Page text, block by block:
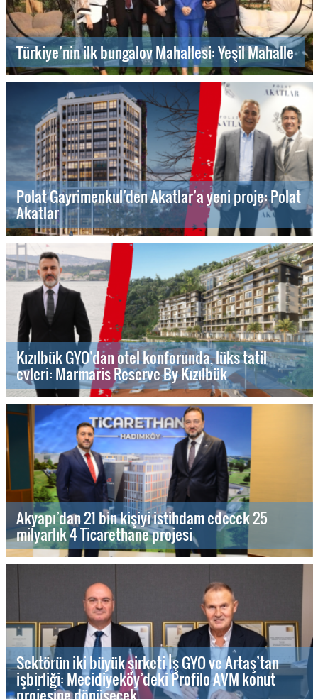
Türkiye’nin ilk bungalov Mahallesi: Yeşil Mahalle
Polat Gayrimenkul’den Akatlar’a yeni proje: Polat
Akatlar
Kızılbük GYO’dan otel konforunda, lüks tatil
evleri: Marmaris Reserve By Kızılbük
Akyapı’dan 21 bin kişiyi istihdam edecek 25
milyarlık 4 Ticarethane projesi
Sektörün iki büyük şirketi İş GYO ve Artaş’tan
işbirliği: Mecidiyeköy’deki Profilo AVM konut